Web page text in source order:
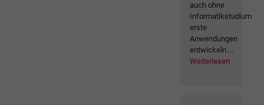
auch ohne
Informatikstudium
erste
Anwendungen
entwickeln....
Weiterlesen